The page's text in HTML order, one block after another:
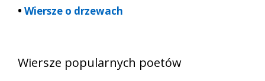
• Wiersze o drzewach
Wiersze popularnych poetów